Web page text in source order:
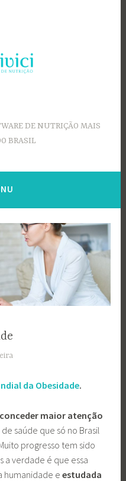
DE NUTRIÇÃO MAIS
BRASIL
da Obesidade.
conceder maior atenção
saúde que só no Brasil
progresso tem sido
a verdade é que essa
humanidade e estudada